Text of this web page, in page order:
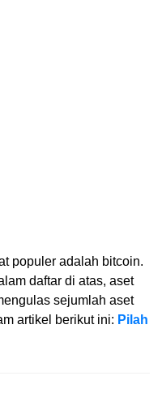
populer adalah bitcoin.
daftar di atas, aset
sejumlah aset
artikel berikut ini: Pilah